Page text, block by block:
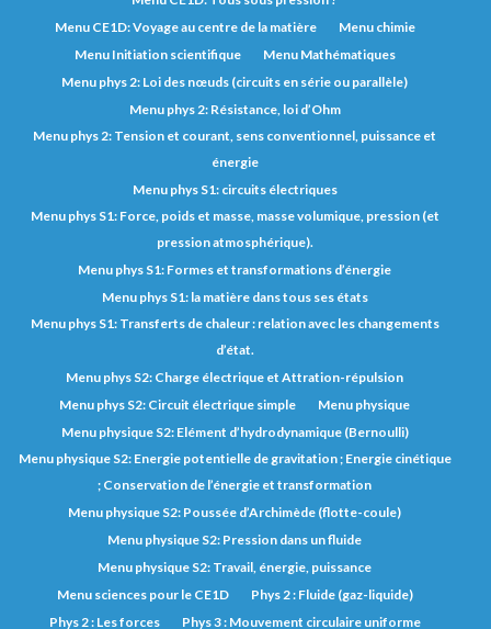
Menu CE1D: Voyage au centre de la matière
Menu chimie
Menu Initiation scientifique
Menu Mathématiques
Menu phys 2: Loi des nœuds (circuits en série ou parallèle)
Menu phys 2: Résistance, loi d’Ohm
Menu phys 2: Tension et courant, sens conventionnel, puissance et
énergie
Menu phys S1: circuits électriques
Menu phys S1: Force, poids et masse, masse volumique, pression (et
pression atmosphérique).
Menu phys S1: Formes et transformations d’énergie
Menu phys S1: la matière dans tous ses états
Menu phys S1: Transferts de chaleur : relation avec les changements
d’état.
Menu phys S2: Charge électrique et Attration-répulsion
Menu phys S2: Circuit électrique simple
Menu physique
Menu physique S2: Elément d’hydrodynamique (Bernoulli)
Menu physique S2: Energie potentielle de gravitation ; Energie cinétique
; Conservation de l’énergie et transformation
Menu physique S2: Poussée d’Archimède (flotte-coule)
Menu physique S2: Pression dans un fluide
Menu physique S2: Travail, énergie, puissance
Menu sciences pour le CE1D
Phys 2 : Fluide (gaz-liquide)
Phys 2 : Les forces
Phys 3 : Mouvement circulaire uniforme